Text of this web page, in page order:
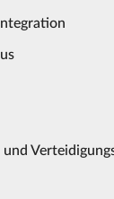
und